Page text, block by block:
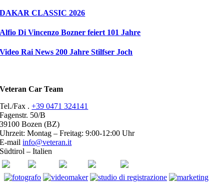
DAKAR CLASSIC 2026
Alfio Di Vincenzo Bozner feiert 101 Jahre
Video Rai News 200 Jahre Stilfser Joch
Veteran Car Team
Tel./Fax .+39 0471 324141
Fagenstr. 50/B
39100 Bozen (BZ)
Uhrzeit: Montag – Freitag: 9:00-12:00 Uhr
E-mailinfo@veteran.it
Südtirol – Italien
ASI
FIVA ACI youtube facebook